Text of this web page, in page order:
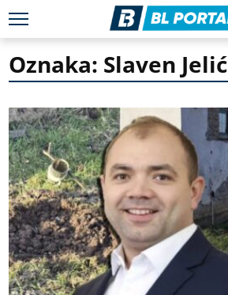
Oznaka: Slaven Jelić